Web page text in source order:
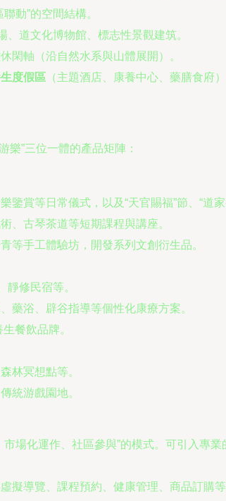
動”的空間結構。
、道文化博物館、標志性景觀建筑。
閑軸（沿自然水系與山體展開）。
度假區 （主題酒店、康養中心、藥膳食府）
樂”三位一體的產品矩陣：
鑒賞等日常儀式，以及“天官賜福”節、“道
、古琴茶道等短期課程與講座。
等手工體驗坊，開發系列文創衍生品。
靜修民宿等。
藥浴、辟谷指導等個性化康療方案。
餐飲品牌。
林冥想點等。
統游戲園地。
市場化運作、社區參與”的模式。可引入
擬導覽、課程預約、健康管理、商品訂購